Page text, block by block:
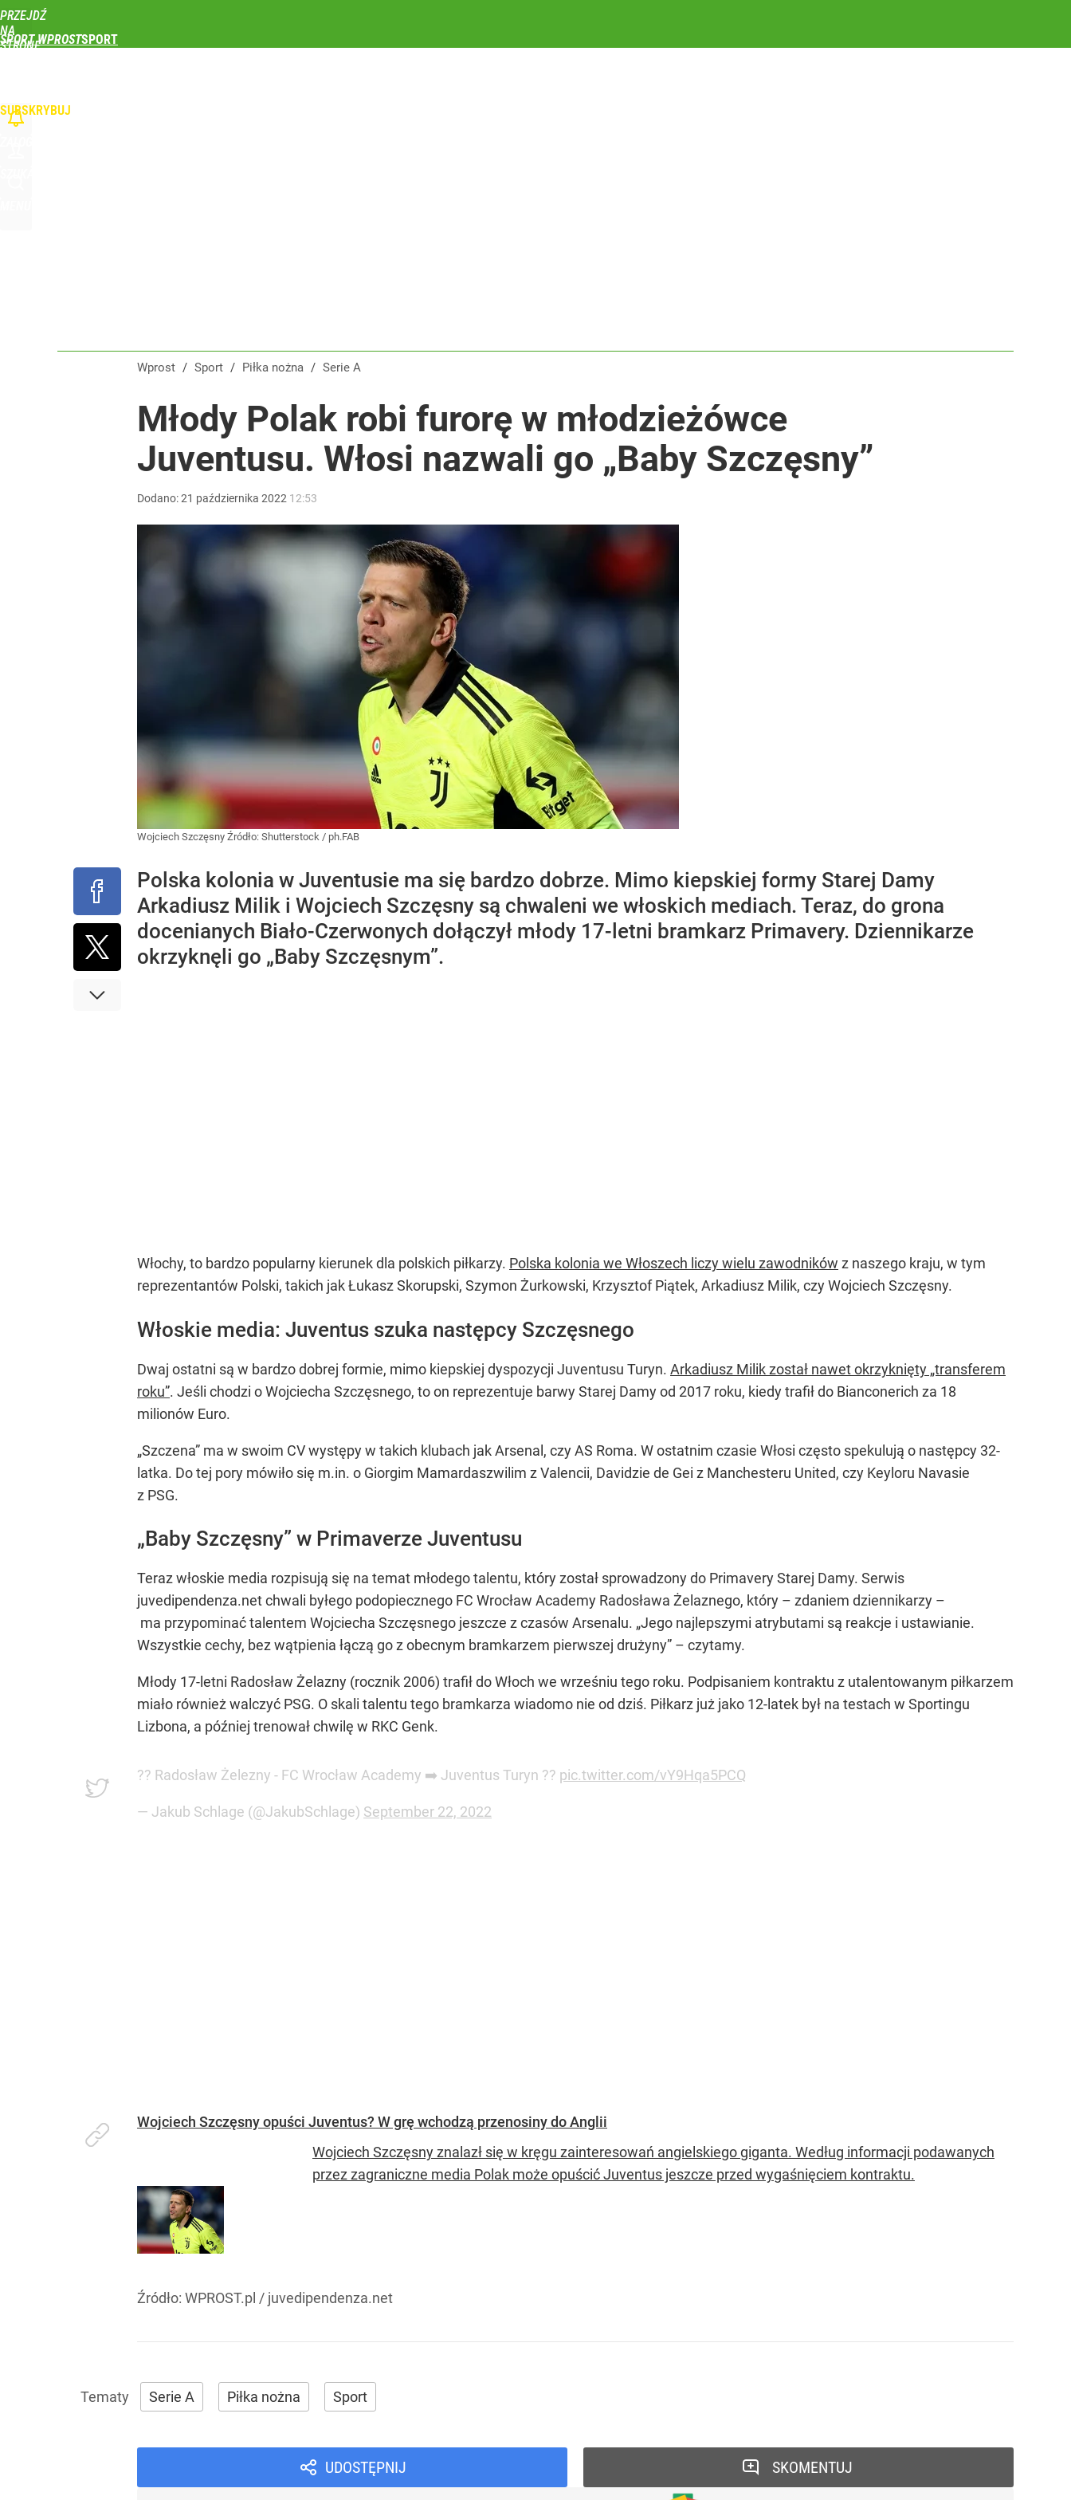
PRZEJDŹ
NA
STRONĘ
SPORT WPROST
SUBSKRYBUJ
Wprost / Sport / Piłka nożna / Serie A
Młody Polak robi furorę w młodzieżówce
Juventusu. Włosi nazwali go „Baby Szczęsny”
Dodano:21 października 2022 12:53
Wojciech Szczęsny Źródło: Shutterstock / ph.FAB
Polska kolonia w Juventusie ma się bardzo dobrze. Mimo kiepskiej formy Starej Damy
Arkadiusz Milik i Wojciech Szczęsny są chwaleni we włoskich mediach. Teraz, do grona
docenianych Biało-Czerwonych dołączył młody 17-letni bramkarz Primavery. Dziennikarze
okrzyknęli go „Baby Szczęsnym”.
Włochy, to bardzo popularny kierunek dla polskich piłkarzy. Polska kolonia we Włoszech liczy wielu zawodników z naszego kraju, w tym
reprezentantów Polski, takich jak Łukasz Skorupski, Szymon Żurkowski, Krzysztof Piątek, Arkadiusz Milik, czy Wojciech Szczęsny.
Włoskie media: Juventus szuka następcy Szczęsnego
Dwaj ostatni są w bardzo dobrej formie, mimo kiepskiej dyspozycji Juventusu Turyn. Arkadiusz Milik został nawet okrzyknięty „transferem
roku”. Jeśli chodzi o Wojciecha Szczęsnego, to on reprezentuje barwy Starej Damy od 2017 roku, kiedy trafił do Bianconerich za 18
milionów Euro.
„Szczena” ma w swoim CV występy w takich klubach jak Arsenal, czy AS Roma. W ostatnim czasie Włosi często spekulują o następcy 32-
latka. Do tej pory mówiło się m.in. o Giorgim Mamardaszwilim z Valencii, Davidzie de Gei z Manchesteru United, czy Keyloru Navasie
z PSG.
„Baby Szczęsny” w Primaverze Juventusu
Teraz włoskie media rozpisują się na temat młodego talentu, który został sprowadzony do Primavery Starej Damy. Serwis
juvedipendenza.net chwali byłego podopiecznego FC Wrocław Academy Radosława Żelaznego, który – zdaniem dziennikarzy –
ma przypominać talentem Wojciecha Szczęsnego jeszcze z czasów Arsenalu. „Jego najlepszymi atrybutami są reakcje i ustawianie.
Wszystkie cechy, bez wątpienia łączą go z obecnym bramkarzem pierwszej drużyny” – czytamy.
Młody 17-letni Radosław Żelazny (rocznik 2006) trafił do Włoch we wrześniu tego roku. Podpisaniem kontraktu z utalentowanym piłkarzem
miało również walczyć PSG. O skali talentu tego bramkarza wiadomo nie od dziś. Piłkarz już jako 12-latek był na testach w Sportingu
Lizbona, a później trenował chwilę w RKC Genk.
?? Radosław Żelezny - FC Wrocław Academy ➡️ Juventus Turyn ?? pic.twitter.com/vY9Hqa5PCQ
— Jakub Schlage (@JakubSchlage) September 22, 2022
Wojciech Szczęsny opuści Juventus? W grę wchodzą przenosiny do Anglii
Wojciech Szczęsny znalazł się w kręgu zainteresowań angielskiego giganta. Według informacji podawanych
przez zagraniczne media Polak może opuścić Juventus jeszcze przed wygaśnięciem kontraktu.
Źródło: WPROST.pl / juvedipendenza.net
Serie A Piłka nożna Sport
UDOSTĘPNIJ SKOMENTUJ